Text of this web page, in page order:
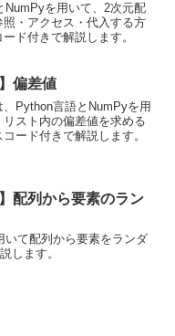
NumPyを用いて、2次元配
照・アクセス・代入する方
ド付きで解説します。
偏差値
、Python言語とNumPyを用
リスト内の偏差値を求める
ード付きで解説します。
配列から要素のラン
いて配列から要素をランダ
します。